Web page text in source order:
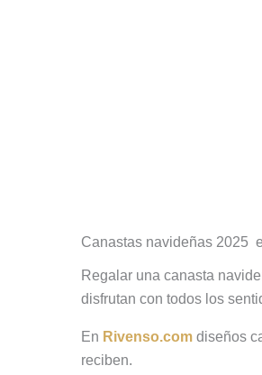
Canastas navideñas 2025
Regalar una canasta
disfrutan con todos los
En Rivenso.com diseños
reciben.